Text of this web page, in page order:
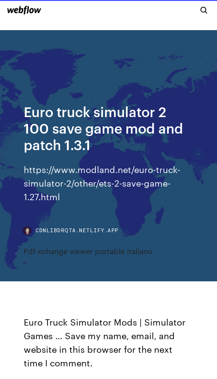
Euro truck simulator 2
100 save game mod and
patch 1.3.1
https://www.modland.net/euro-truck-
simulator-2/other/ets-2-save-game-
1.27.html
CDNLIBDRQTA.NETLIFY.APP
Pdf-xchange viewer portable italiano
Euro Truck Simulator Mods | Simulator
Games … Save my name, email, and
website in this browser for the next
time I comment.